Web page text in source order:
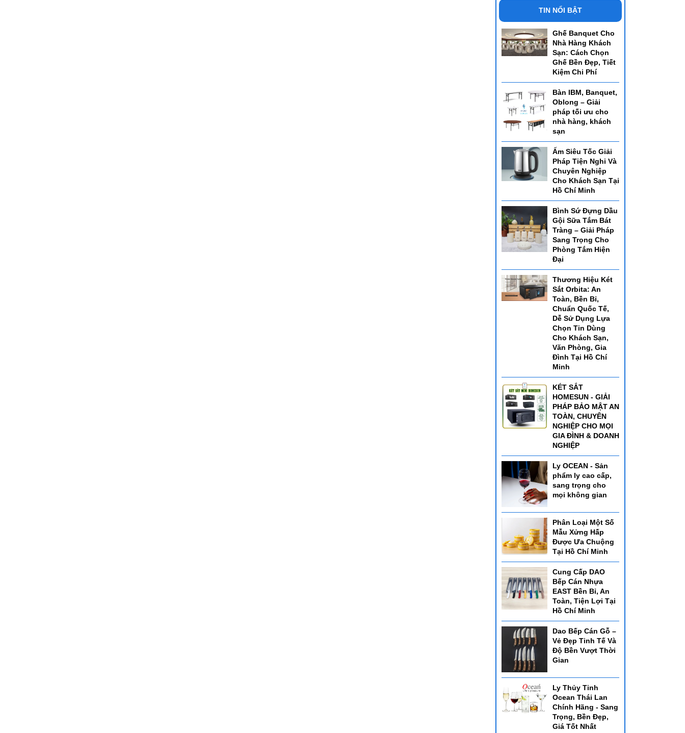
TIN NỔI BẬT
Ghế Banquet Cho
Nhà Hàng Khách
Sạn: Cách Chọn
Ghế Bền Đẹp, Tiết
Kiệm Chi Phí
Bàn IBM, Banquet,
Oblong – Giải
pháp tối ưu cho
nhà hàng, khách
sạn
Ấm Siêu Tốc Giải
Pháp Tiện Nghi Và
Chuyên Nghiệp
Cho Khách Sạn Tại
Hồ Chí Minh
Bình Sứ Đựng Dầu
Gội Sữa Tắm Bát
Tràng – Giải Pháp
Sang Trọng Cho
Phòng Tắm Hiện
Đại
Thương Hiệu Két
Sắt Orbita: An
Toàn, Bền Bỉ,
Chuẩn Quốc Tế,
Dễ Sử Dụng Lựa
Chọn Tin Dùng
Cho Khách Sạn,
Văn Phòng, Gia
Đình Tại Hồ Chí
Minh
KÉT SẮT
HOMESUN - GIẢI
PHÁP BẢO MẬT AN
TOÀN, CHUYÊN
NGHIỆP CHO MỌI
GIA ĐÌNH & DOANH
NGHIỆP
Ly OCEAN - Sản
phẩm ly cao cấp,
sang trọng cho
mọi không gian
Phân Loại Một Số
Mẫu Xửng Hấp
Được Ưa Chuộng
Tại Hồ Chí Minh
Cung Cấp DAO
Bếp Cán Nhựa
EAST Bền Bỉ, An
Toàn, Tiện Lợi Tại
Hồ Chí Minh
Dao Bếp Cán Gỗ –
Vẻ Đẹp Tinh Tế Và
Độ Bền Vượt Thời
Gian
Ly Thủy Tinh
Ocean Thái Lan
Chính Hãng - Sang
Trọng, Bền Đẹp,
Giá Tốt Nhất